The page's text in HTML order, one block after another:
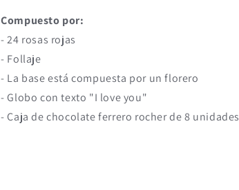
Compuesto por:
- 24 rosas rojas
- Follaje
- La base está compuesta por un florero
- Globo con texto "I love you"
- Caja de chocolate ferrero rocher de 8 unidades